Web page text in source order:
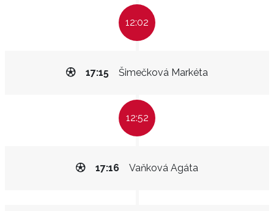
12:02
Šimečková Markéta
17:15
12:52
Vaňková Agáta
17:16